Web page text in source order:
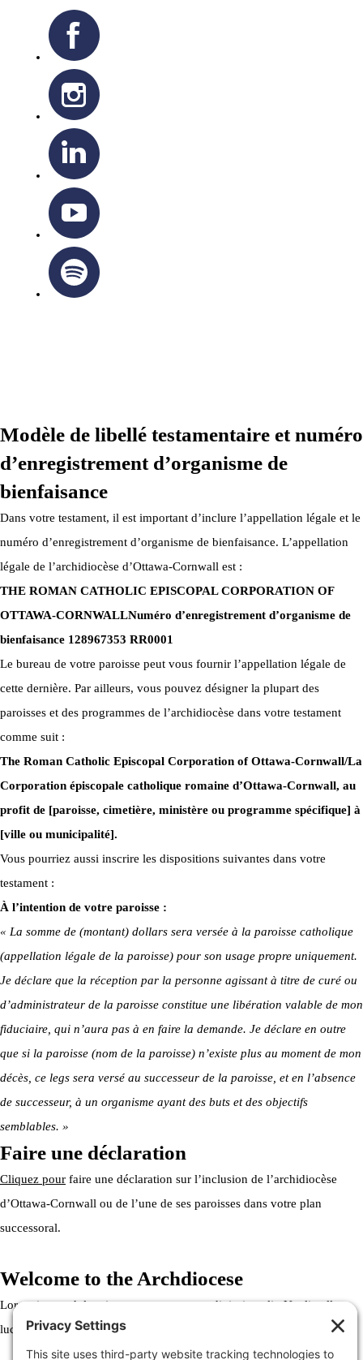
Modèle de libellé testamentaire et numéro
d’enregistrement d’organisme de
bienfaisance
Dans votre testament, il est important d’inclure l’appellation légale et le
numéro d’enregistrement d’organisme de bienfaisance. L’appellation
légale de l’archidiocèse d’Ottawa-Cornwall est :
THE ROMAN CATHOLIC EPISCOPAL CORPORATION OF
OTTAWA-CORNWALLNuméro d’enregistrement d’organisme de
bienfaisance 128967353 RR0001
Le bureau de votre paroisse peut vous fournir l’appellation légale de
cette dernière. Par ailleurs, vous pouvez désigner la plupart des
paroisses et des programmes de l’archidiocèse dans votre testament
comme suit :
The Roman Catholic Episcopal Corporation of Ottawa-Cornwall/La
Corporation épiscopale catholique romaine d’Ottawa-Cornwall, au
profit de [paroisse, cimetière, ministère ou programme spécifique] à
[ville ou municipalité].
Vous pourriez aussi inscrire les dispositions suivantes dans votre
testament :
À l’intention de votre paroisse :
« La somme de (montant) dollars sera versée à la paroisse catholique
(appellation légale de la paroisse) pour son usage propre uniquement.
Je déclare que la réception par la personne agissant à titre de curé ou
d’administrateur de la paroisse constitue une libération valable de mon
fiduciaire, qui n’aura pas à en faire la demande. Je déclare en outre
que si la paroisse (nom de la paroisse) n’existe plus au moment de mon
décès, ce legs sera versé au successeur de la paroisse, et en l’absence
de successeur, à un organisme ayant des buts et des objectifs
semblables. »
Faire une déclaration
Cliquez pour faire une déclaration sur l’inclusion de l’archidiocèse
d’Ottawa-Cornwall ou de l’une de ses paroisses dans votre plan
successoral.
Welcome to the Archdiocese
Lorem ipsum dolor sit amet, consectetur adipiscing elit. Ut elit tellus,
luctus nec ullamcorper mattis, pulvinar dapibus leo.